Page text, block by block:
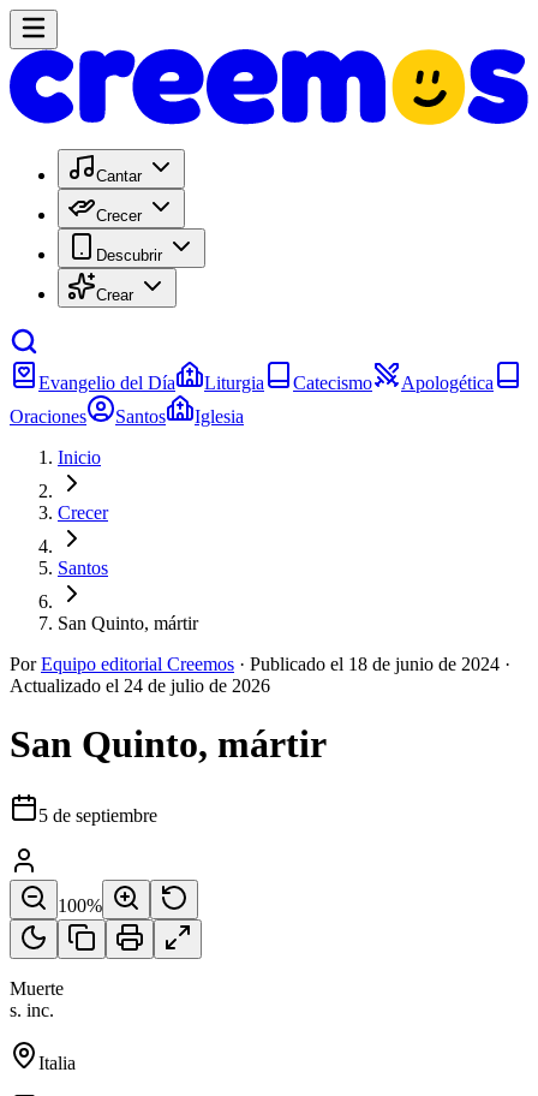
Cantar
Crecer
Descubrir
Crear
Evangelio del Día Liturgia Catecismo
Apologética
Oraciones
Santos
Iglesia
Inicio
Crecer
Santos
San Quinto, mártir
Por Equipo editorial Creemos · Publicado el 18 de junio de 2024 ·
Actualizado el 24 de julio de 2026
San Quinto, mártir
5 de septiembre
100%
Muerte
s. inc.
Italia